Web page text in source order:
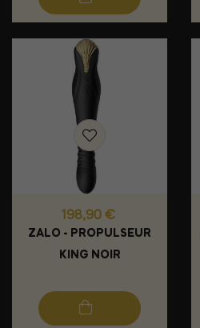
Prix
198,90 €
ZALO - PROPULSEUR
KING NOIR